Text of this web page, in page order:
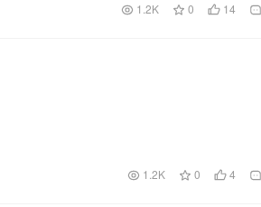
1.2K 0 14
1.2K 0 4